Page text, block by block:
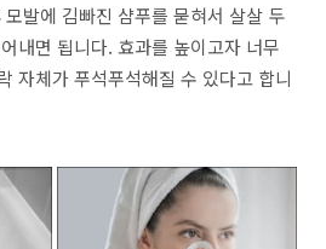
발에 김빠진 샴푸를 묻혀서 살살 두
내면 됩니다. 효과를 높이고자 너무
자체가 푸석푸석해질 수 있다고 합니